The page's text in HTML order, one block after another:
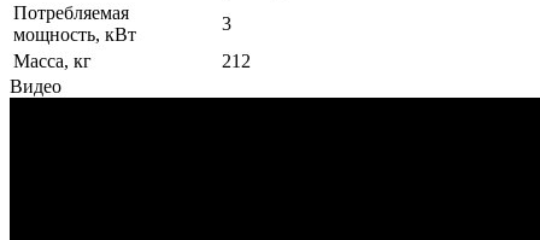
Потребляемая
мощность, кВт
3
Масса, кг
212
Видео